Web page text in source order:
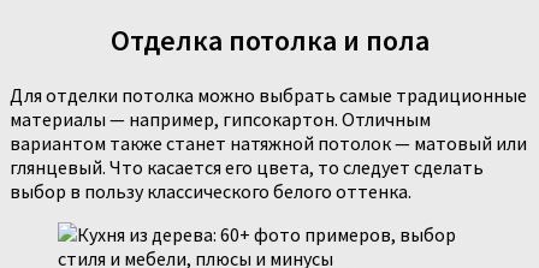
Отделка потолка и пола
Для отделки потолка можно выбрать самые традиционные
материалы — например, гипсокартон. Отличным
вариантом также станет натяжной потолок — матовый или
глянцевый. Что касается его цвета, то следует сделать
выбор в пользу классического белого оттенка.